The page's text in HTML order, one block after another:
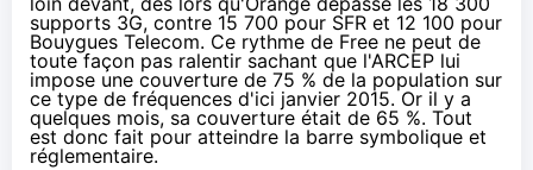
supports 3G, contre 15 700 pour SFR et 12 100 pour
Bouygues Telecom. Ce rythme de Free ne peut de
toute façon pas ralentir sachant que l'ARCEP lui
impose une couverture de 75 % de la population sur
ce type de fréquences d'ici janvier 2015. Or il y a
quelques mois, sa couverture était de 65 %. Tout
est donc fait pour atteindre la barre symbolique et
réglementaire.